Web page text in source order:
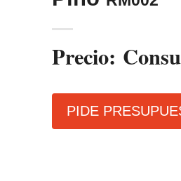
Precio:
PIDE